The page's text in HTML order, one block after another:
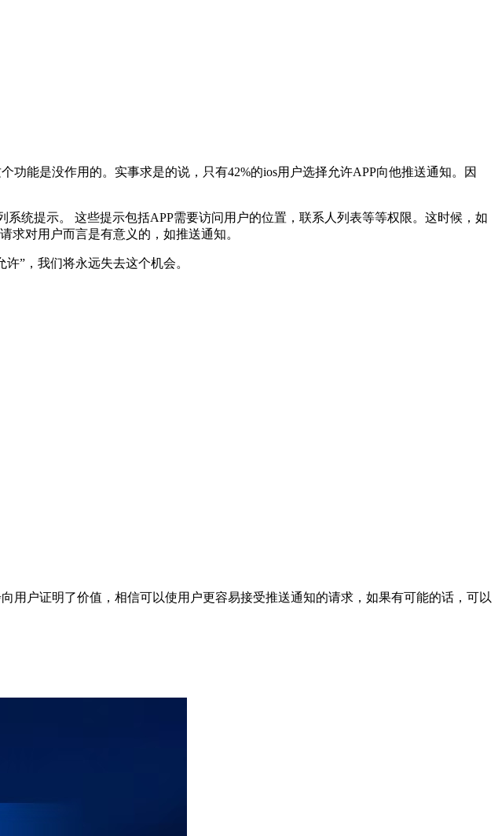
能是没作用的。实事求是的说，只有42%的ios用户选择允许APP向他推送通知。因
统提示。 这些提示包括APP需要访问用户的位置，联系人列表等等权限。这时候，如
求对用户而言是有意义的，如推送通知。
”，我们将永远失去这个机会。
户证明了价值，相信可以使用户更容易接受推送通知的请求，如果有可能的话，可以